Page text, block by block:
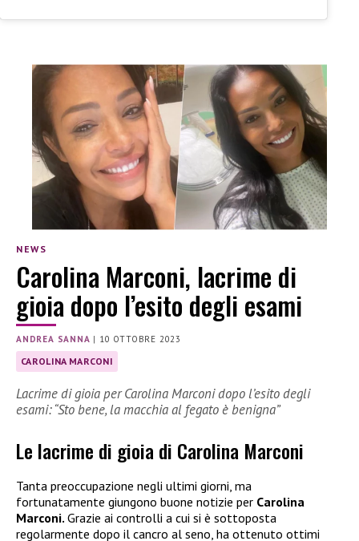
NEWS
Carolina Marconi, lacrime di
gioia dopo l’esito degli esami
ANDREA SANNA | 10 OTTOBRE 2023
CAROLINA MARCONI
Lacrime di gioia per Carolina Marconi dopo l’esito degli
esami: “Sto bene, la macchia al fegato è benigna”
Le lacrime di gioia di Carolina Marconi
Tanta preoccupazione negli ultimi giorni, ma
fortunatamente giungono buone notizie per Carolina
Marconi. Grazie ai controlli a cui si è sottoposta
regolarmente dopo il cancro al seno, ha ottenuto ottimi